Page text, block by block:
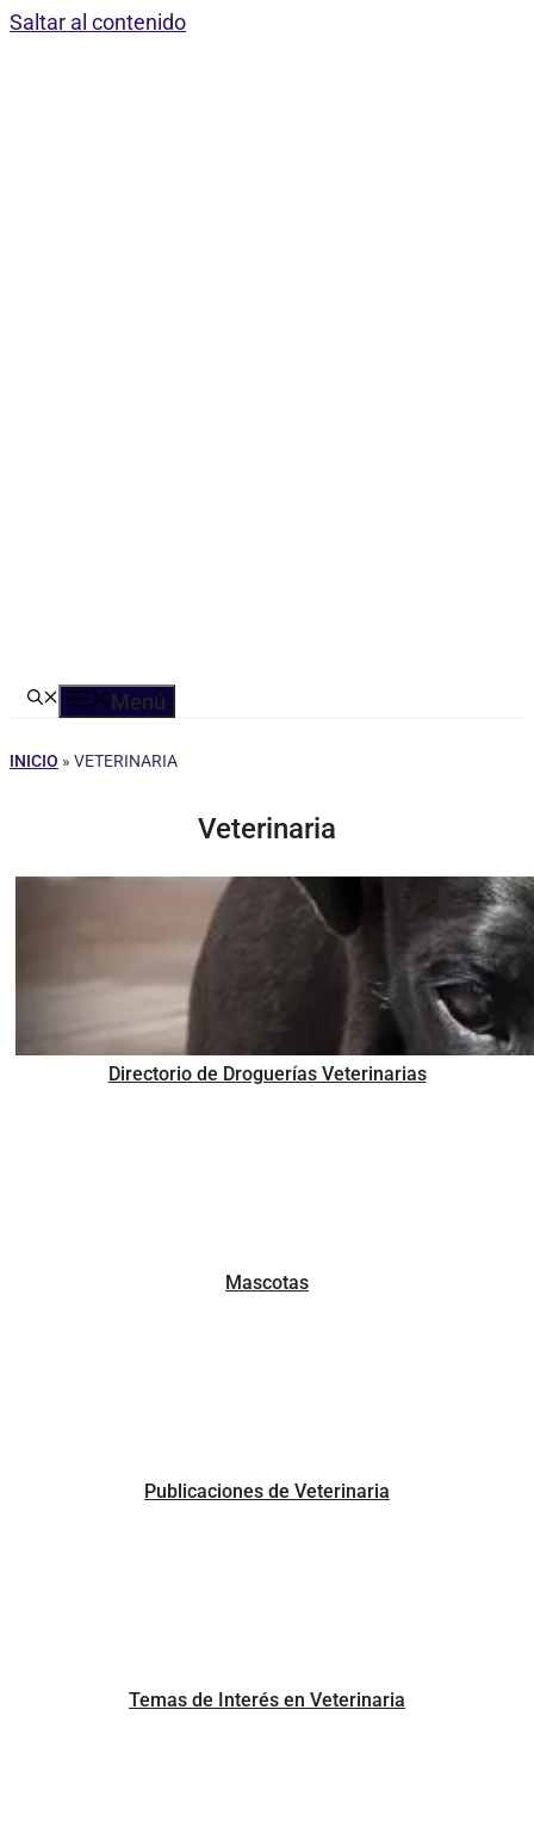
Saltar al contenido
Menú
INICIO » VETERINARIA
Veterinaria
Directorio de Droguerías Veterinarias
Mascotas
Publicaciones de Veterinaria
Temas de Interés en Veterinaria